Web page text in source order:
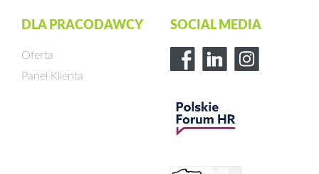
DLA PRACODAWCY
Oferta
Panel Klienta
SOCIAL MEDIA